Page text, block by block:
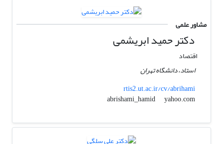
مشاور علمی
دکتر حمید ابریشمی
اقتصاد
استاد، دانشگاه تهران
rtis2.ut.ac.ir/cv/abrihami
abrishami_hamid
yahoo.com